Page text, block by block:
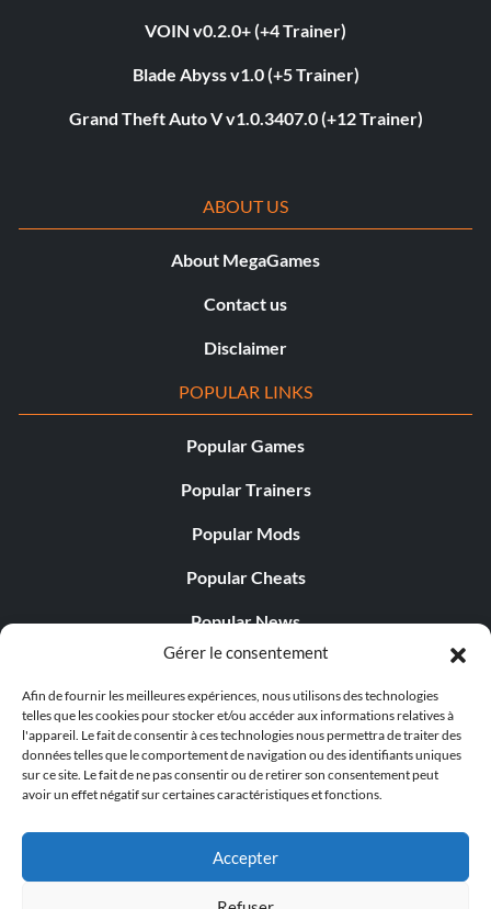
Gérer le consentement
Afin de fournir les meilleures expériences, nous utilisons des technologies
telles que les cookies pour stocker et/ou accéder aux informations relatives à
l'appareil. Le fait de consentir à ces technologies nous permettra de traiter des
données telles que le comportement de navigation ou des identifiants uniques
sur ce site. Le fait de ne pas consentir ou de retirer son consentement peut
avoir un effet négatif sur certaines caractéristiques et fonctions.
Accepter
VOIN v0.2.0+ (+4 Trainer)
Blade Abyss v1.0 (+5 Trainer)
Grand Theft Auto V v1.0.3407.0 (+12 Trainer)
ABOUT US
About MegaGames
Contact us
Disclaimer
POPULAR LINKS
Popular Games
Popular Trainers
Popular Mods
Popular Cheats
Popular News
Popular Editorials
Popular Free Games
LATEST UPDATES